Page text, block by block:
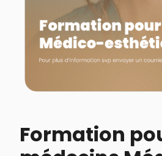
Formation